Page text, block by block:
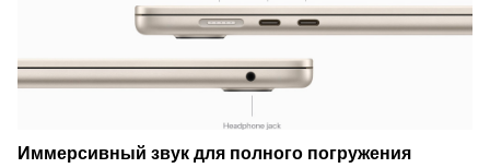
Иммерсивный звук для полного погружения